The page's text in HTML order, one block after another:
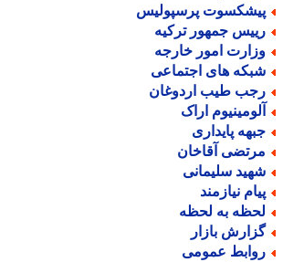
پرسپولیس
جمهور ترکیه
امور خارجه
های اجتماعی
طیب اردوغان
اراک
پایداری
آقاخان
سلیمانی
نیازمند
به لحظه
بازار
عمومی